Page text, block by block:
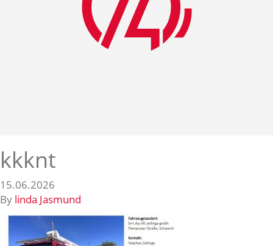
kkknt
15.06.2026
By linda Jasmund